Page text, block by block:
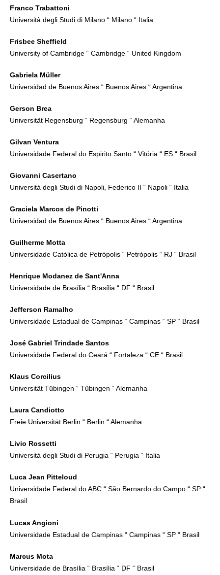
Franco Trabattoni
Università degli Studi di Milano “ Milano “ Italia
Frisbee Sheffield
University of Cambridge “ Cambridge “ United Kingdom
Gabriela Müller
Universidad de Buenos Aires “ Buenos Aires “ Argentina
Gerson Brea
Universität Regensburg “ Regensburg “ Alemanha
Gilvan Ventura
Universidade Federal do Espirito Santo “ Vitória “ ES “ Brasil
Giovanni Casertano
Università degli Studi di Napoli, Federico II “ Napoli “ Italia
Graciela Marcos de Pinotti
Universidad de Buenos Aires “ Buenos Aires “ Argentina
Guilherme Motta
Universidade Católica de Petrópolis “ Petrópolis “ RJ “ Brasil
Henrique Modanez de Sant'Anna
Universidade de Brasília “ Brasília “ DF “ Brasil
Jefferson Ramalho
Universidade Estadual de Campinas “ Campinas “ SP “ Brasil
José Gabriel Trindade Santos
Universidade Federal do Ceará “ Fortaleza “ CE “ Brasil
Klaus Corcilius
Universität Tübingen “ Tübingen “ Alemanha
Laura Candiotto
Freie Universität Berlin “ Berlin “ Alemanha
Livio Rossetti
Università degli Studi di Perugia “ Perugia “ Italia
Luca Jean Pitteloud
Universidade Federal do ABC “ São Bernardo do Campo “ SP “
Brasil
Lucas Angioni
Universidade Estadual de Campinas “ Campinas “ SP “ Brasil
Marcus Mota
Universidade de Brasília “ Brasília “ DF “ Brasil